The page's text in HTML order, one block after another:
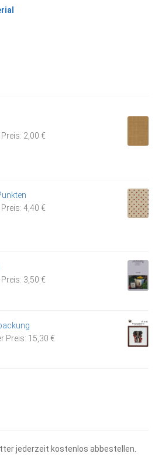
2,00 €Aktueller
4,40 €Aktueller
3,50 €Aktueller
Preis: 15,30 €Aktueller
jederzeit kostenlos abbestellen.